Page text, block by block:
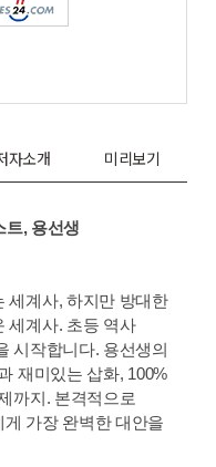
자소개 미리보기
트, 용선생
세계사, 하지만 방대한
세계사. 초등 역사
시작합니다. 용선생의
재미있는 삽화, 100%
까지. 본격적으로
가장 완벽한 대안을